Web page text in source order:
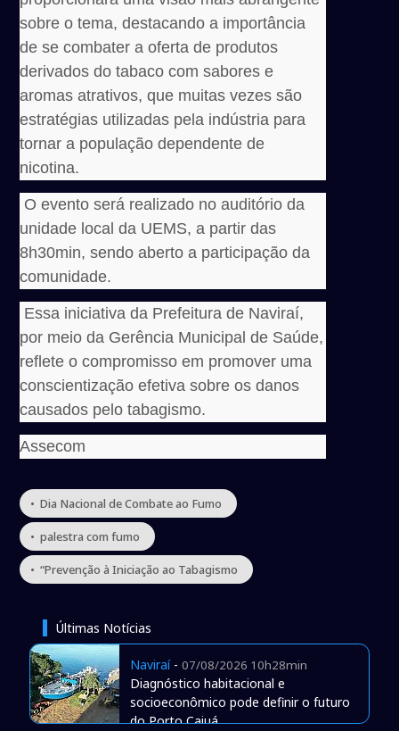
sobre o tema, destacando a importância
de se combater a oferta de produtos
derivados do tabaco com sabores e
aromas atrativos, que muitas vezes são
estratégias utilizadas pela indústria para
tornar a população dependente de
nicotina.
O evento será realizado no auditório da
unidade local da UEMS, a partir das
8h30min, sendo aberto a participação da
comunidade.
Essa iniciativa da Prefeitura de Naviraí,
por meio da Gerência Municipal de Saúde,
reflete o compromisso em promover uma
conscientização efetiva sobre os danos
causados pelo tabagismo.
Assecom
• Dia Nacional de Combate ao Fumo
• palestra com fumo
• “Prevenção à Iniciação ao Tabagismo
Últimas Notícias
Naviraí- 07/08/2026 10h28min
Diagnóstico habitacional e
socioeconômico pode definir o futuro
do Porto Caiuá